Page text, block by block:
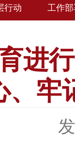
行动 工作
育进
、牢